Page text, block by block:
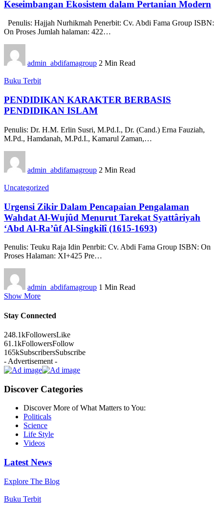
Keseimbangan Ekosistem dalam Pertanian Modern
Penulis: Hajjah Nurhikmah Penerbit: Cv. Abdi Fama Group ISBN:
On Proses Jumlah halaman: 422…
admin_abdifamagroup 2 Min Read
Buku Terbit
PENDIDIKAN KARAKTER BERBASIS
PENDIDIKAN ISLAM
Penulis: Dr. H.M. Erlin Susri, M.Pd.I., Dr. (Cand.) Erna Fauziah,
M.Pd., Hamdanah, M.Pd.I., Kamarul Zaman,…
admin_abdifamagroup 2 Min Read
Uncategorized
Urgensi Zikir Dalam Pencapaian Pengalaman
Wahdat Al-Wujûd Menurut Tarekat Syattâriyah
‘Abd Al-Ra’ûf Al-Singkilî (1615-1693)
Penulis: Teuku Raja Idin Penrbit: Cv. Abdi Fama Group ISBN: On
Proses Halaman: XI+425 Pre…
admin_abdifamagroup 1 Min Read
Show More
Stay Connected
248.1kFollowersLike
61.1kFollowersFollow
165kSubscribersSubscribe
- Advertisement -
Discover Categories
Discover More of What Matters to You:
Politicals
Science
Life Style
Videos
Latest News
Explore The Blog
Buku Terbit